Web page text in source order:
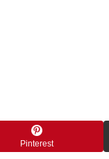
Pinterest